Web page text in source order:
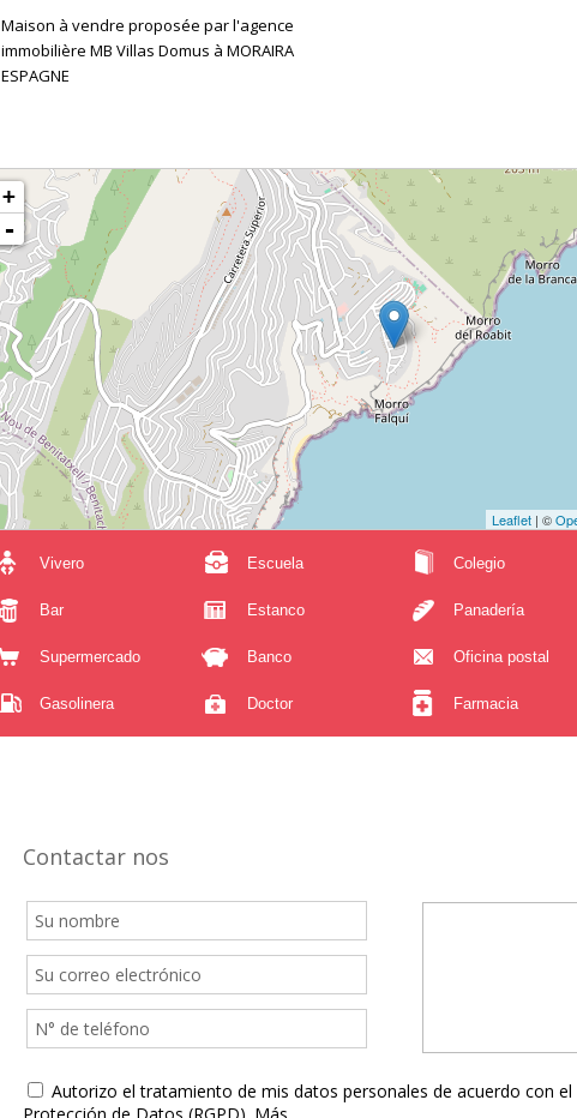
Maison à vendre proposée par l'agence
immobilière MB Villas Domus à MORAIRA
ESPAGNE
+
-
Leaflet | ©
Vivero Escuela Colegio
Bar Estanco Panadería
Supermercado Banco Oficina postal
Gasolinera Doctor Farmacia
Contactar nos
Autorizo el tratamiento de mis datos personales de acuerdo con el